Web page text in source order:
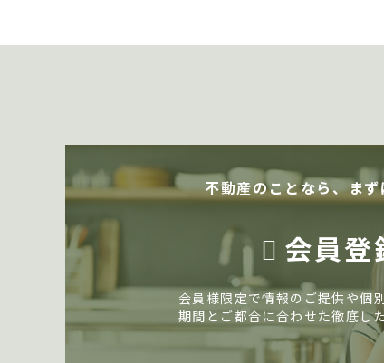
不動産のことなら、ま
会員登
会員様限定で情報のご提供や個
期間とご都合に合わせた徹底し